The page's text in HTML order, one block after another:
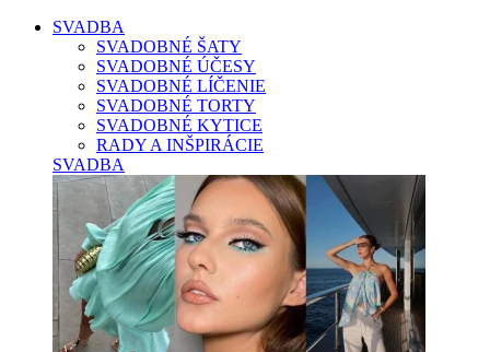
SVADBA
SVADOBNÉ ŠATY
SVADOBNÉ ÚČESY
SVADOBNÉ LÍČENIE
SVADOBNÉ TORTY
SVADOBNÉ KYTICE
RADY A INŠPIRÁCIE
SVADBA